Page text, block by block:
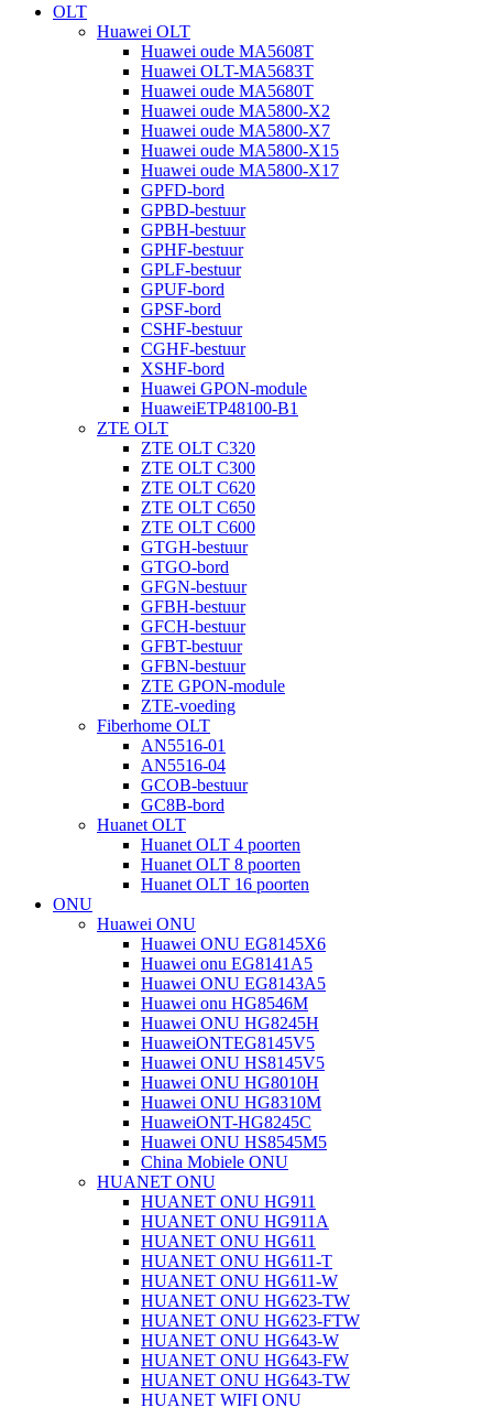
OLT
Huawei OLT
Huawei oude MA5608T
Huawei OLT-MA5683T
Huawei oude MA5680T
Huawei oude MA5800-X2
Huawei oude MA5800-X7
Huawei oude MA5800-X15
Huawei oude MA5800-X17
GPFD-bord
GPBD-bestuur
GPBH-bestuur
GPHF-bestuur
GPLF-bestuur
GPUF-bord
GPSF-bord
CSHF-bestuur
CGHF-bestuur
XSHF-bord
Huawei GPON-module
HuaweiETP48100-B1
ZTE OLT
ZTE OLT C320
ZTE OLT C300
ZTE OLT C620
ZTE OLT C650
ZTE OLT C600
GTGH-bestuur
GTGO-bord
GFGN-bestuur
GFBH-bestuur
GFCH-bestuur
GFBT-bestuur
GFBN-bestuur
ZTE GPON-module
ZTE-voeding
Fiberhome OLT
AN5516-01
AN5516-04
GCOB-bestuur
GC8B-bord
Huanet OLT
Huanet OLT 4 poorten
Huanet OLT 8 poorten
Huanet OLT 16 poorten
ONU
Huawei ONU
Huawei ONU EG8145X6
Huawei onu EG8141A5
Huawei ONU EG8143A5
Huawei onu HG8546M
Huawei ONU HG8245H
HuaweiONTEG8145V5
Huawei ONU HS8145V5
Huawei ONU HG8010H
Huawei ONU HG8310M
HuaweiONT-HG8245C
Huawei ONU HS8545M5
China Mobiele ONU
HUANET ONU
HUANET ONU HG911
HUANET ONU HG911A
HUANET ONU HG611
HUANET ONU HG611-T
HUANET ONU HG611-W
HUANET ONU HG623-TW
HUANET ONU HG623-FTW
HUANET ONU HG643-W
HUANET ONU HG643-FW
HUANET ONU HG643-TW
HUANET WIFI ONU